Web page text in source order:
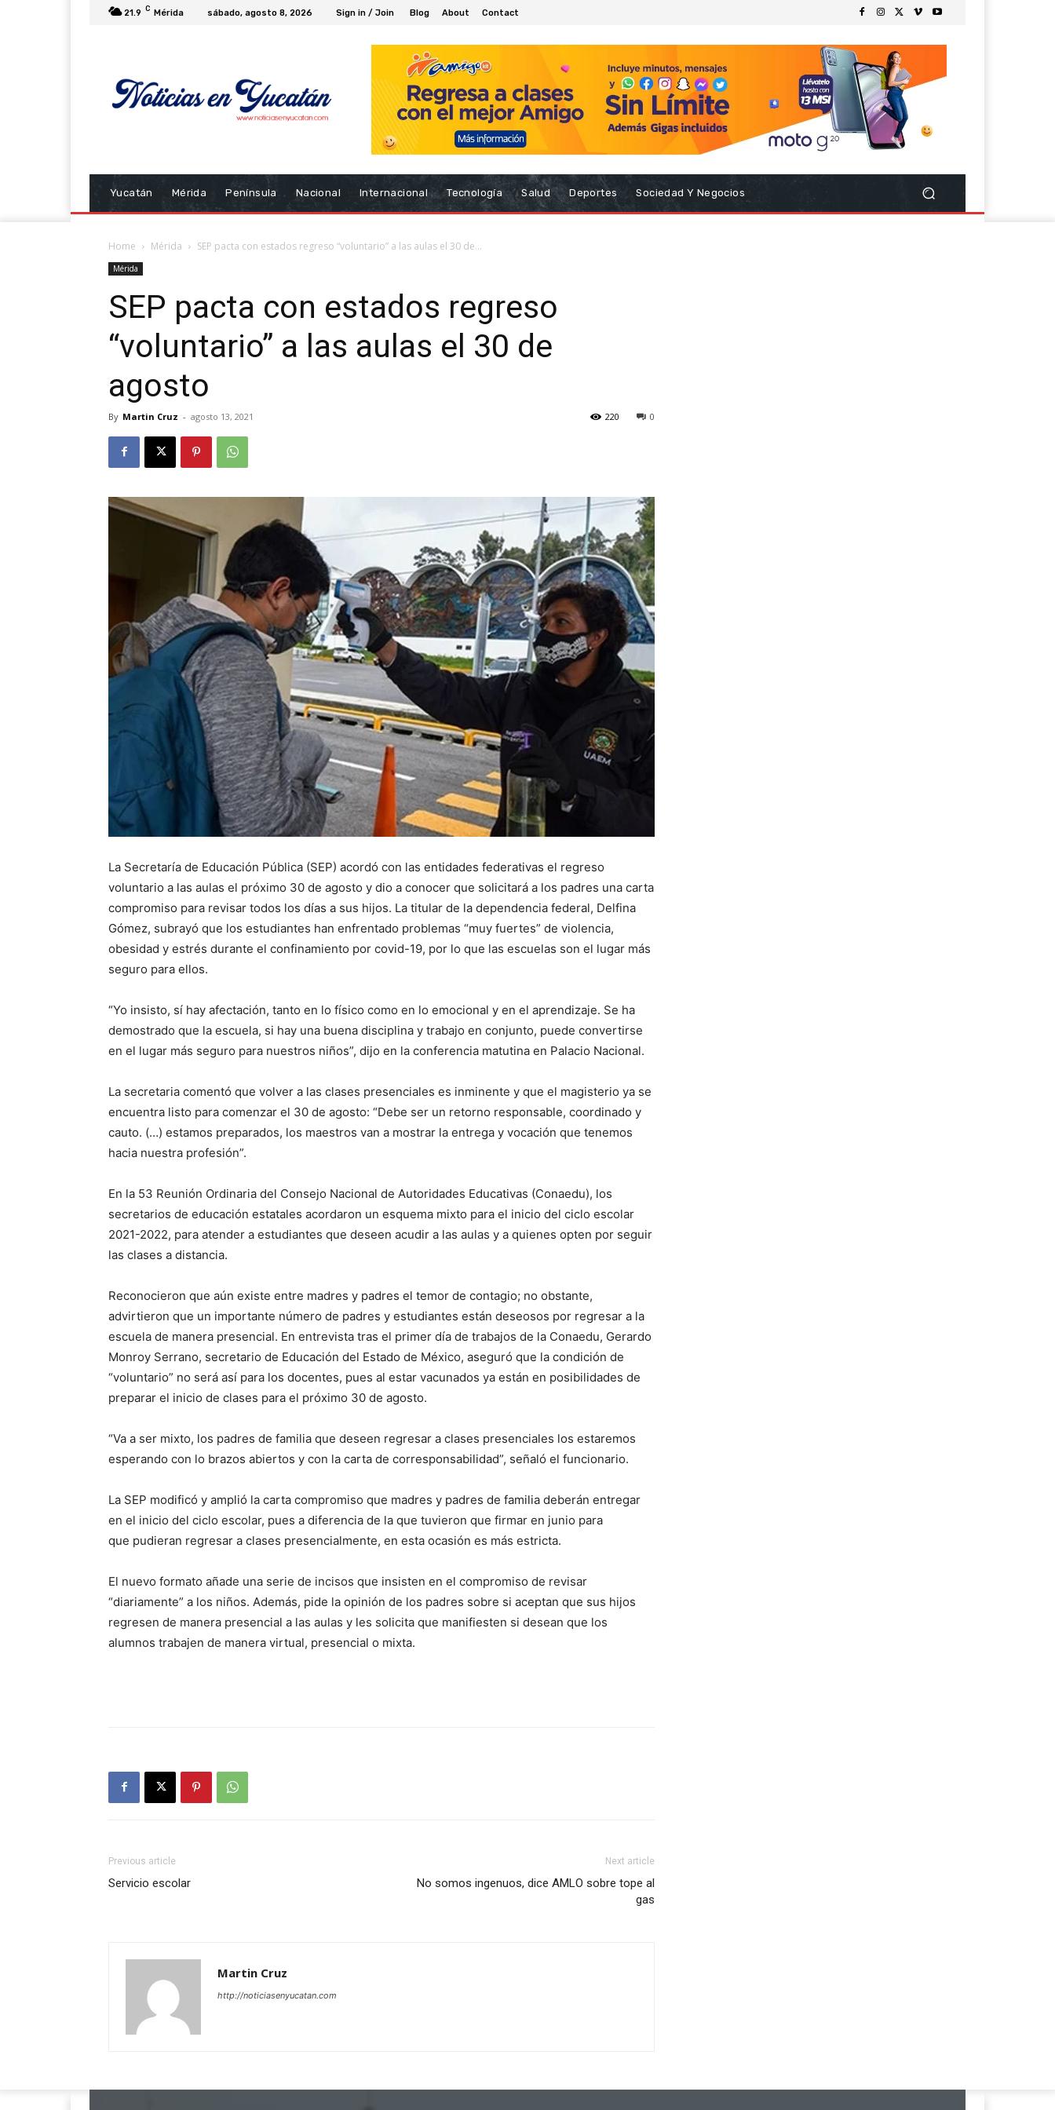
21.9 C Mérida sábado, agosto 8, 2026 Sign in / Join Blog About Contact
Yucatán Mérida Península Nacional Internacional Tecnología Salud Deportes Sociedad Y Negocios
Home Mérida SEP pacta con estados regreso “voluntario” a las aulas el 30 de...
Mérida
SEP pacta con estados regreso
“voluntario” a las aulas el 30 de
agosto
By Martin Cruz - agosto 13, 2021 0
220
La Secretaría de Educación Pública (SEP) acordó con las entidades federativas el regreso
voluntario a las aulas el próximo 30 de agosto y dio a conocer que solicitará a los padres una carta
compromiso para revisar todos los días a sus hijos. La titular de la dependencia federal, Delfina
Gómez, subrayó que los estudiantes han enfrentado problemas “muy fuertes” de violencia,
obesidad y estrés durante el confinamiento por covid-19, por lo que las escuelas son el lugar más
seguro para ellos.
“Yo insisto, sí hay afectación, tanto en lo físico como en lo emocional y en el aprendizaje. Se ha
demostrado que la escuela, si hay una buena disciplina y trabajo en conjunto, puede convertirse
en el lugar más seguro para nuestros niños”, dijo en la conferencia matutina en Palacio Nacional.
La secretaria comentó que volver a las clases presenciales es inminente y que el magisterio ya se
encuentra listo para comenzar el 30 de agosto: “Debe ser un retorno responsable, coordinado y
cauto. (…) estamos preparados, los maestros van a mostrar la entrega y vocación que tenemos
hacia nuestra profesión”.
En la 53 Reunión Ordinaria del Consejo Nacional de Autoridades Educativas (Conaedu), los
secretarios de educación estatales acordaron un esquema mixto para el inicio del ciclo escolar
2021-2022, para atender a estudiantes que deseen acudir a las aulas y a quienes opten por seguir
las clases a distancia.
Reconocieron que aún existe entre madres y padres el temor de contagio; no obstante,
advirtieron que un importante número de padres y estudiantes están deseosos por regresar a la
escuela de manera presencial. En entrevista tras el primer día de trabajos de la Conaedu, Gerardo
Monroy Serrano, secretario de Educación del Estado de México, aseguró que la condición de
“voluntario” no será así para los docentes, pues al estar vacunados ya están en posibilidades de
preparar el inicio de clases para el próximo 30 de agosto.
“Va a ser mixto, los padres de familia que deseen regresar a clases presenciales los estaremos
esperando con lo brazos abiertos y con la carta de corresponsabilidad”, señaló el funcionario.
La SEP modificó y amplió la carta compromiso que madres y padres de familia deberán entregar
en el inicio del ciclo escolar, pues a diferencia de la que tuvieron que firmar en junio para
que pudieran regresar a clases presencialmente, en esta ocasión es más estricta.
El nuevo formato añade una serie de incisos que insisten en el compromiso de revisar
“diariamente” a los niños. Además, pide la opinión de los padres sobre si aceptan que sus hijos
regresen de manera presencial a las aulas y les solicita que manifiesten si desean que los
alumnos trabajen de manera virtual, presencial o mixta.
Previous article
Servicio escolar
Next article
No somos ingenuos, dice AMLO sobre tope al
gas
Martin Cruz
http://noticiasenyucatan.com